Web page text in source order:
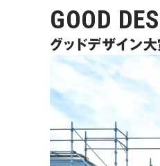
GOOD
グッドデザイン